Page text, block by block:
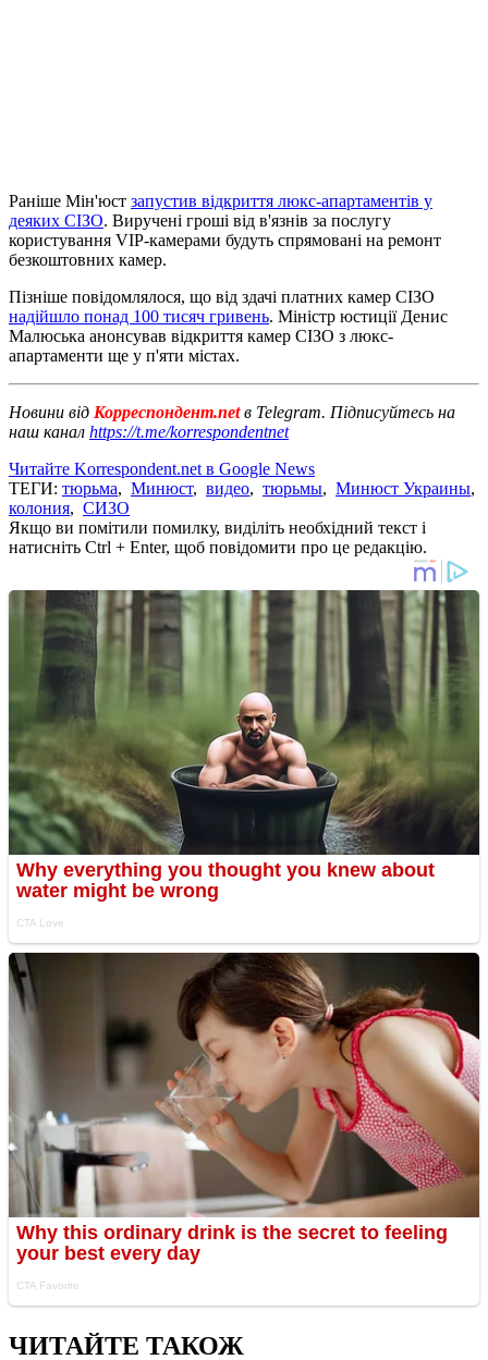
Раніше Мін'юст запустив відкриття люкс-апартаментів у
деяких СІЗО. Виручені гроші від в'язнів за послугу
користування VIP-камерами будуть спрямовані на ремонт
безкоштовних камер.
Пізніше повідомлялося, що від здачі платних камер СІЗО
надійшло понад 100 тисяч гривень. Міністр юстиції Денис
Малюська анонсував відкриття камер СІЗО з люкс-
апартаменти ще у п'яти містах.
Новини від Корреспондент.netв Telegram. Підписуйтесь на
наш канал https://t.me/korrespondentnet
Читайте Korrespondent.net в Google News
ТЕГИ: тюрьма, Минюст, видео, тюрьмы, Минюст Украины,
колония, СИЗО
Якщо ви помітили помилку, виділіть необхідний текст і
натисніть Ctrl + Enter, щоб повідомити про це редакцію.
ЧИТАЙТЕ ТАКОЖ